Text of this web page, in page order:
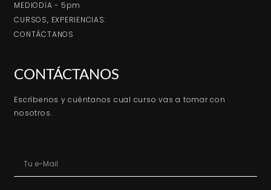
MEDIODíA - 5pm
CURSOS, EXPERIENCIAS:
CONTÁCTANOS
CONTÁCTANOS
Escríbenos y cuéntanos cual curso vas a tomar con
nosotros.